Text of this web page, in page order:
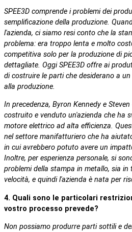
SPEE3D comprende i problemi dei
semplificazione della produzione.
l'azienda, ci siamo resi conto che la
problema: era troppo lenta e molto
competitiva solo per la produzione di
dettagliate. Oggi SPEE3D offre ai
di costruire le parti che desiderano a
alla produzione.
In precedenza, Byron Kennedy e
costruito e venduto un'azienda che ha
motore elettrico ad alta efficienza.
nel settore manifatturiero che ha
in cui avrebbero potuto avere un
Inoltre, per esperienza personale, si
problemi della stampa in metallo, sia in
velocità, e quindi l'azienda è nata per
4. Quali sono le particolari
vostro processo prevede?
Non possiamo produrre parti sottili e